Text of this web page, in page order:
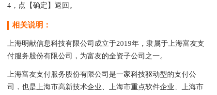
4，点【确定】返回。
相关说明：
上海明献信息科技有限公司成立于2019年，隶属于上海富友支
付服务股份有限公司，为富友的全资子公司之一。
上海富友支付服务股份有限公司是一家科技驱动型的支付公
司，也是上海市高新技术企业、上海市重点软件企业、上海市